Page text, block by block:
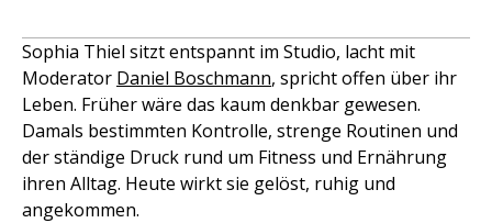
Sophia Thiel sitzt entspannt im Studio, lacht mit
Moderator Daniel Boschmann, spricht offen über ihr
Leben. Früher wäre das kaum denkbar gewesen.
Damals bestimmten Kontrolle, strenge Routinen und
der ständige Druck rund um Fitness und Ernährung
ihren Alltag. Heute wirkt sie gelöst, ruhig und
angekommen.